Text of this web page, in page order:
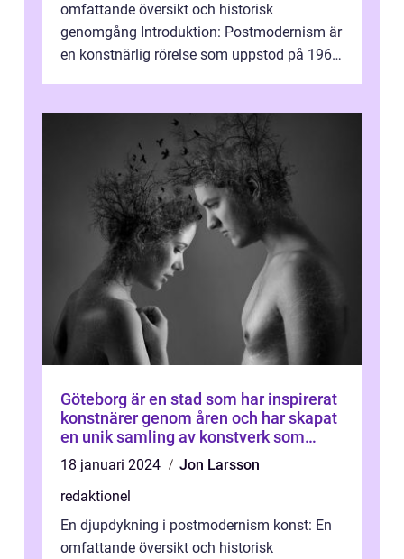
omfattande översikt och historisk
genomgång Introduktion: Postmodernism är
en konstnärlig rörelse som uppstod på 1960-
Göteborg är en stad som har inspirerat
konstnärer genom åren och har skapat
en unik samling av konstverk som
representerar staden
18 januari 2024
Jon Larsson
redaktionel
En djupdykning i postmodernism konst: En
omfattande översikt och historisk